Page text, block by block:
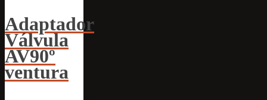
Adaptador
Válvula
AV90º
ventura